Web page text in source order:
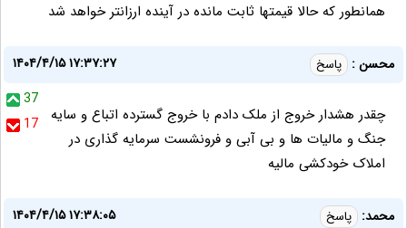
همانطور که حالا قیمتها ثابت مانده در آینده ارزانتر خواهد شد
محسن : پاسخ
۱۴۰۴/۴/۱۵ ۱۷:۳۷:۲۷
37
17
چقدر هشدار خروج از ملک دادم با خروج گسترده اتباع و سایه
جنگ و مالیات ها و بی آبی و فرونشست سرمایه گذاری در
املاک خودکشی مالیه
محمد: پاسخ
۱۴۰۴/۴/۱۵ ۱۷:۳۸:۰۵